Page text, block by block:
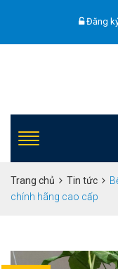
Đăng
Trang chủ Tin tức
chính hãng cao cấp